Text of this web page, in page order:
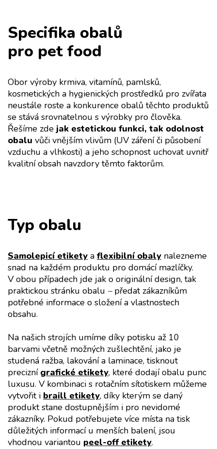
Specifika obalů
pro pet food
Obor výroby krmiva, vitamínů, pamlsků,
kosmetických a hygienických prostředků pro zvířata
neustále roste a konkurence obalů těchto produktů
se stává srovnatelnou s výrobky pro člověka.
Řešíme zde jak estetickou funkci, tak odolnost
obalu vůči vnějším vlivům (UV záření či působení
vzduchu a vlhkosti) a jeho schopnost uchovat uvnitř
kvalitní obsah navzdory těmto faktorům.
Typ obalu
Samolepicí etikety a flexibilní obaly nalezneme
snad na každém produktu pro domácí mazlíčky.
V obou případech jde jak o originální design, tak
praktickou stránku obalu –předat zákazníkům
potřebné informace o složení a vlastnostech
obsahu.
Na našich strojích umíme díky potisku až 10
barvami včetně možných zušlechtění, jako je
studená ražba, lakování a laminace, tisknout
precizní grafické etikety, které dodají obalu punc
luxusu. V kombinaci s rotačním sítotiskem můžeme
vytvořit i braill etikety, díky kterým se daný
produkt stane dostupnějším i pro nevidomé
zákazníky. Pokud potřebujete více místa na tisk
důležitých informací u menších balení, jsou
vhodnou variantou peel-off etikety.